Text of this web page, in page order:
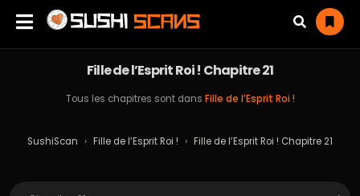
Fille de l’Esprit Roi ! Chapitre 21
Tous les chapitres sont dans Fille de l’Esprit Roi !
SushiScan › Fille de l’Esprit Roi ! › Fille de l’Esprit Roi ! Chapitre 21